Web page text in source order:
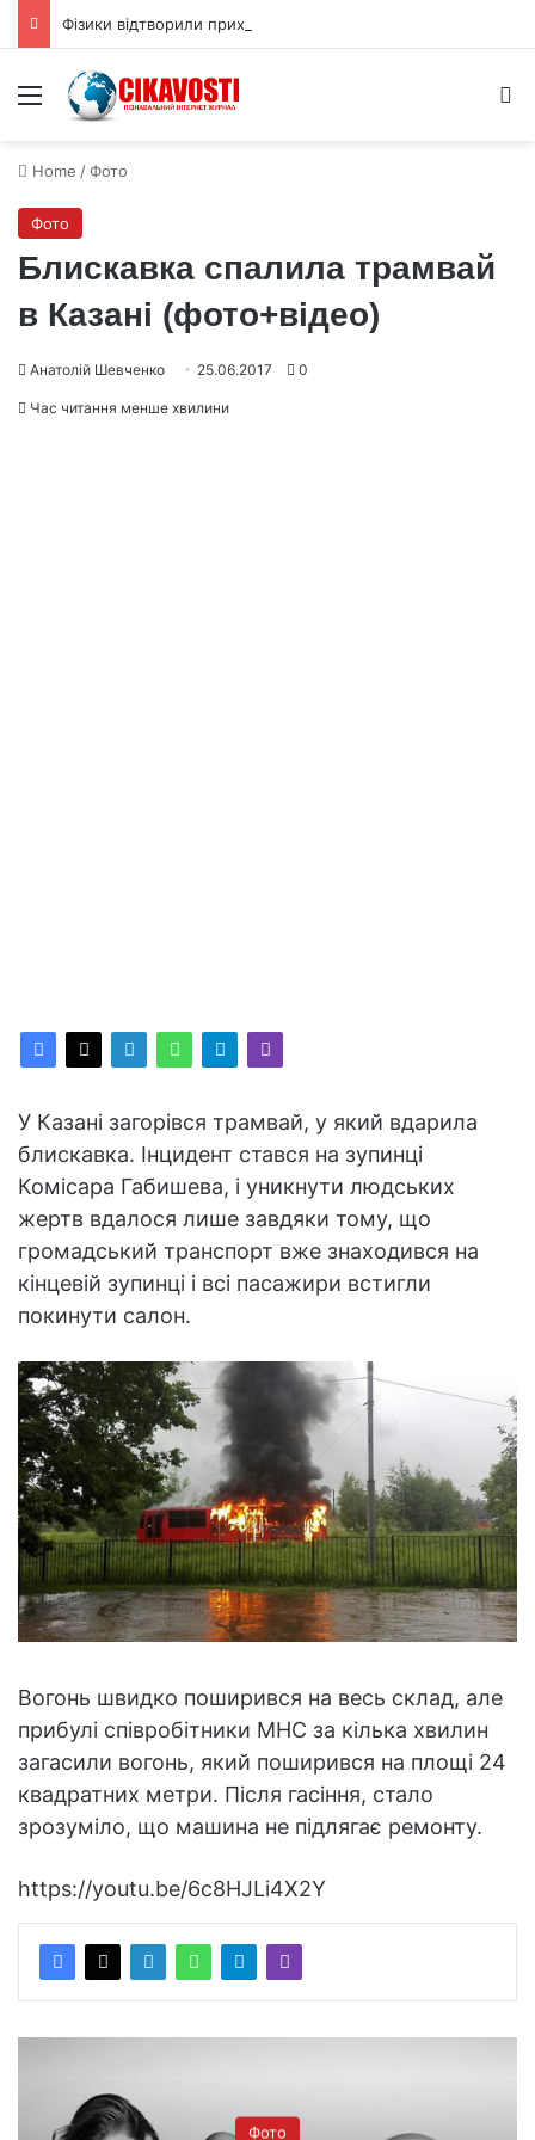
Menu
Home /Фото
Фото
Блискавка спалила трамвай
в Казані (фото+відео)
Анатолій Шевченко 25.06.2017 0
Час читання менше хвилини
У Казані загорівся трамвай, у який вдарила
блискавка. Інцидент стався на зупинці
Комісара Габишева, і уникнути людських
жертв вдалося лише завдяки тому, що
громадський транспорт вже знаходився на
кінцевій зупинці і всі пасажири встигли
покинути салон.
Вогонь швидко поширився на весь склад, але
прибулі співробітники МНС за кілька хвилин
загасили вогонь, який поширився на площі 24
квадратних метри. Після гасіння, стало
зрозуміло, що машина не підлягає ремонту.
https://youtu.be/6c8HJLi4X2Y
Фото